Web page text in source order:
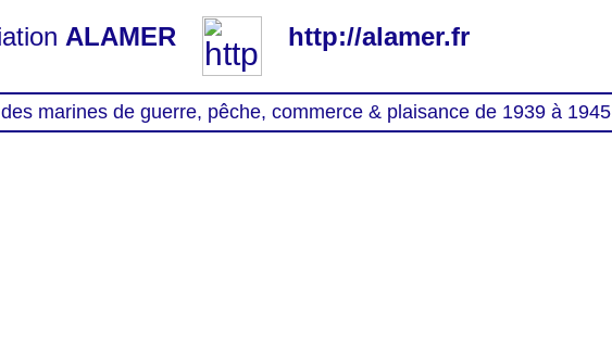
ALAMER http://alamer.fr
marines de guerre, pêche, commerce & plaisance de 1939 à 1945